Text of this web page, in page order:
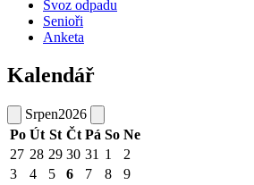
Svoz odpadu
Senioři
Anketa
Kalendář
Srpen2026
Po Út St Čt Pá So Ne
27 28 29 30 31 1
2
3
4 5 6 7 8 9